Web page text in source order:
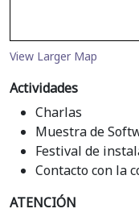
View Larger Map
Actividades
Charlas
Muestra de
Festival de
Contacto con la
ATENCIÓN